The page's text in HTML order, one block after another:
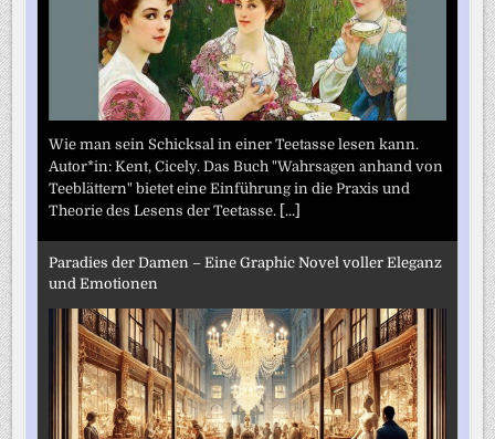
Wie man sein Schicksal in einer Teetasse lesen kann.
Autor*in: Kent, Cicely. Das Buch "Wahrsagen anhand von
Teeblättern" bietet eine Einführung in die Praxis und
Theorie des Lesens der Teetasse. [...]
Paradies der Damen – Eine Graphic Novel voller Eleganz
und Emotionen